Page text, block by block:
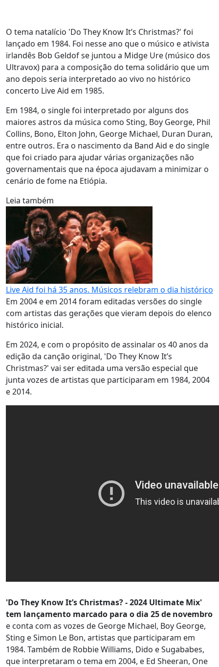
O tema natalício 'Do They Know It’s Christmas?' foi
lançado em 1984. Foi nesse ano que o músico e ativista
irlandês Bob Geldof se juntou a Midge Ure (músico dos
Ultravox) para a composição do tema solidário que um
ano depois seria interpretado ao vivo no histórico
concerto Live Aid em 1985.
Em 1984, o single foi interpretado por alguns dos
maiores astros da música como Sting, Boy George, Phil
Collins, Bono, Elton John, George Michael, Duran Duran,
entre outros. Era o nascimento da Band Aid e do single
que foi criado para ajudar várias organizações não
governamentais que na época ajudavam a minimizar o
cenário de fome na Etiópia.
Leia também
Live Aid foi há 35 anos. Músicos relebram o dia histórico
Em 2004 e em 2014 foram editadas versões do single
com artistas das gerações que vieram depois do elenco
histórico inicial.
Em 2024, e com o propósito de assinalar os 40 anos da
edição da canção original, 'Do They Know It’s
Christmas?' vai ser editada uma versão especial que
junta vozes de artistas que participaram em 1984, 2004
e 2014.
'Do They Know It’s Christmas? - 2024 Ultimate Mix'
tem lançamento marcado para o dia 25 de novembro
e conta com as vozes de George Michael, Boy George,
Sting e Simon Le Bon, artistas que participaram em
1984. Também de Robbie Williams, Dido e Sugababes,
que interpretaram o tema em 2004, e Ed Sheeran, One